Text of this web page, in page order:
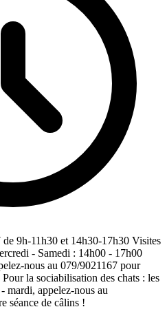
9h-11h30 et 14h30-17h30 Visites
- Samedi : 14h00 - 17h00
nous au 079/9021167 pour
la sociabilisation des chats : les
mardi, appelez-nous au
séance de câlins !